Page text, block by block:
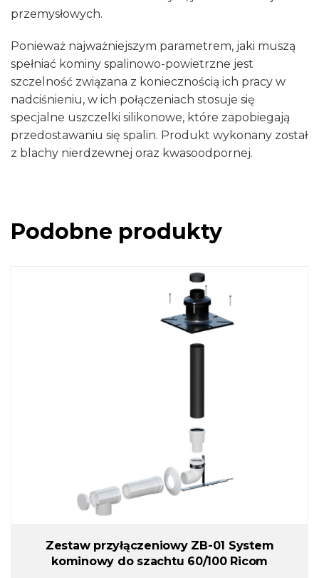
przemysłowych.
Ponieważ najważniejszym parametrem, jaki muszą
spełniać kominy spalinowo-powietrzne jest
szczelność związana z koniecznością ich pracy w
nadciśnieniu, w ich połączeniach stosuje się
specjalne uszczelki silikonowe, które zapobiegają
przedostawaniu się spalin. Produkt wykonany został
z blachy nierdzewnej oraz kwasoodpornej.
Podobne produkty
Zestaw przyłączeniowy ZB-01 System
kominowy do szachtu 60/100 Ricom